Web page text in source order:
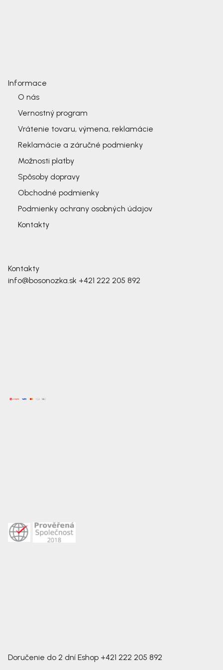
Informace
O nás
Vernostný program
Vrátenie tovaru, výmena, reklamácie
Reklamácie a záručné podmienky
Možnosti platby
Spôsoby dopravy
Obchodné podmienky
Podmienky ochrany osobných údajov
Kontakty
Kontakty
info@bosonozka.sk +421 222 205 892
Doručenie do 2 dní Eshop +421 222 205 892